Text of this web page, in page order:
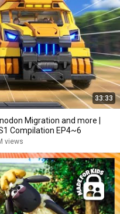
33:33
Migration and more |
Compilation EP4~6
views